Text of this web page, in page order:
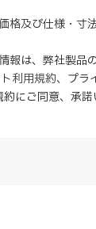
及び仕様・
は、弊社製品
利用規約、 プラ
にご同意、 承諾